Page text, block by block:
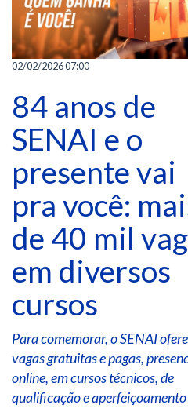
02/02/2026 07:00
84 anos de
SENAI e o
presente vai
pra você:
de 40 mil
em diversos
cursos
Para comemorar, o SENAI
vagas gratuitas e pagas,
online, em cursos técnicos, de
qualificação e aperfeiçoamento